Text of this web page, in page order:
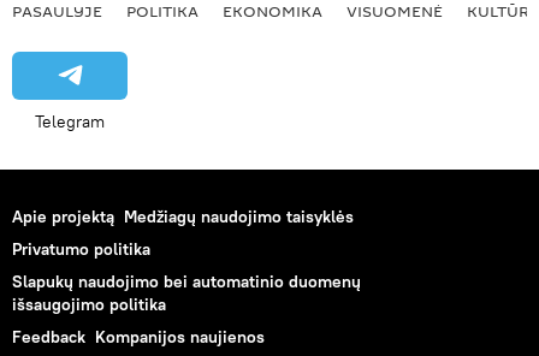
PASAULYJE POLITIKA EKONOMIKA VISUOMENĖ KULTŪRA
Telegram
Apie projektą Medžiagų naudojimo taisyklės
Privatumo politika
Slapukų naudojimo bei automatinio duomenų
išsaugojimo politika
Feedback Kompanijos naujienos